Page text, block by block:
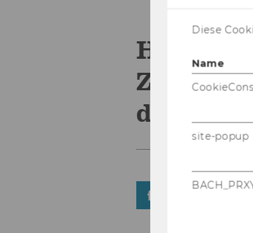
Harald
Zeitung:
doch"
Diese
Name
site-popup